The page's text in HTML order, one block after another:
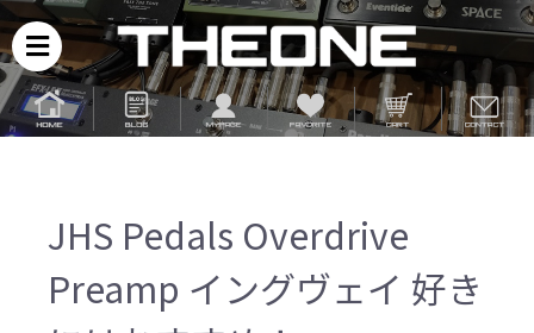
JHS Pedals Overdrive
Preamp イングヴェイ 好き